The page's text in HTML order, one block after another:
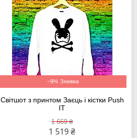
–9%
Світшот з принтом Заєць і кістки Push
IT
1 669 ₴
1 519 ₴